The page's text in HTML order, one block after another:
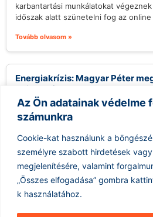
Az Ön adatainak védelme
számunkra
Cookie-kat használunk a
személyre szabott hirdetések
megjelenítésére, valamint
„Összes elfogadása” gombra
k használatához.
karbantartási munkálatokat
időszak alatt szünetelni fog az online
Tovább olvasom »
Energiakrízis: Magyar Péter
bejelentést
2026.08.07.
A közelmúltban fokozódó szárazság
ingadozásai komoly aggodalmakat
különösen ami a Paksi Atomerőmű
Tovább olvasom »